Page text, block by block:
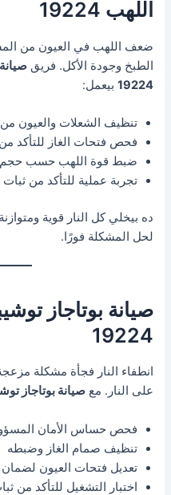
اللهب 19224
ضعف اللهب في العيون من
الطبخ وجودة الأكل. فريق
19224 بيعمل:
تنظيف الشعلات والعيون
فحص فتحات الغاز للتأكد
ضبط قوة اللهب حسب
تجربة عملية للتأكد من ثبات
ده بيخلي كل النار قوية
لحل المشكلة فورًا.
صيانة بوتاجاز
19224
انطفاء النار فجأة مشكلة
على النار. معصيانة بوتاجاز
فحص حساس الأمان
تنظيف صمام الغاز وضبطه
تعديل فتحات العيون
اختبار التشغيل للتأكد من